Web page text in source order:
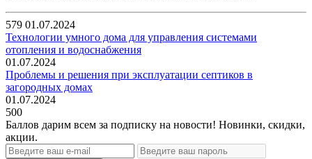
579 01.07.2024
Технологии умного дома для управления системами
отопления и водоснабжения
01.07.2024
Проблемы и решения при эксплуатации септиков в
загородных домах
01.07.2024
500
Баллов дарим всем за подписку на новости! Новинки, скидки,
акции.